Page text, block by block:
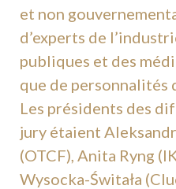
et non
d’experts de
publiques et des
que de personnalités
Les présidents des
jury étaient
(OTCF), Anita Ryng
Wysocka-Świtała